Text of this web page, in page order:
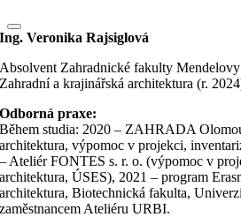
Ing. Veronika Rajsiglová
Absolvent Zahradnické fakulty
Zahradní a krajinářská architektura (r.
Odborná praxe:
Během studia: 2020 – ZAHRADA
architektura, výpomoc v projekci,
– Ateliér FONTES s. r. o. (výpomoc v
architektura, ÚSES), 2021 – program
architektura, Biotechnická fakulta,
zaměstnancem Ateliéru URBI.